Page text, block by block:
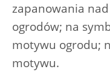
zapanowania
ogrodów; na
motywu ogrodu;
motywu.